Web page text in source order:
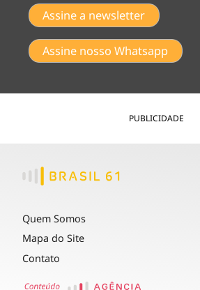
Assine a newsletter
Assine nosso Whatsapp
PUBLICIDADE
Quem Somos
Mapa do Site
Contato